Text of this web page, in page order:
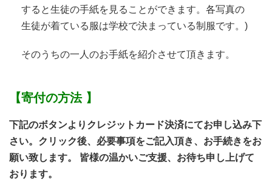
すると生徒の手紙を見ることができます。各写真の
生徒が着ている服は学校で決まっている制服です。)
そのうちの一人のお手紙を紹介させて頂きます。
【寄付の方法 】
下記のボタンよりクレジットカード決済にてお申し込み下
さい。クリック後、必要事項をご記入頂き、お手続きをお
願い致します。 皆様の温かいご支援、お待ち申し上げて
おります。